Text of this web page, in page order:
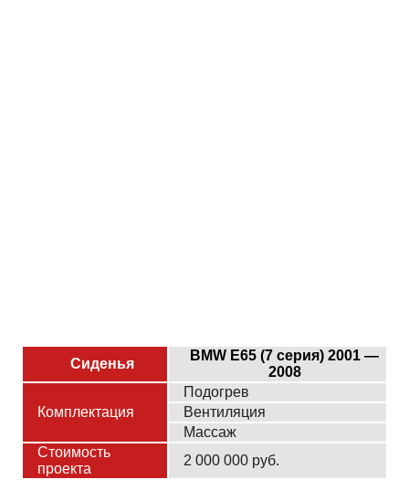
Сиденья
BMW E65 (7 серия) 2001 —
2008
Комплектация
Подогрев
Вентиляция
Массаж
Стоимость
проекта
2 000 000 руб.